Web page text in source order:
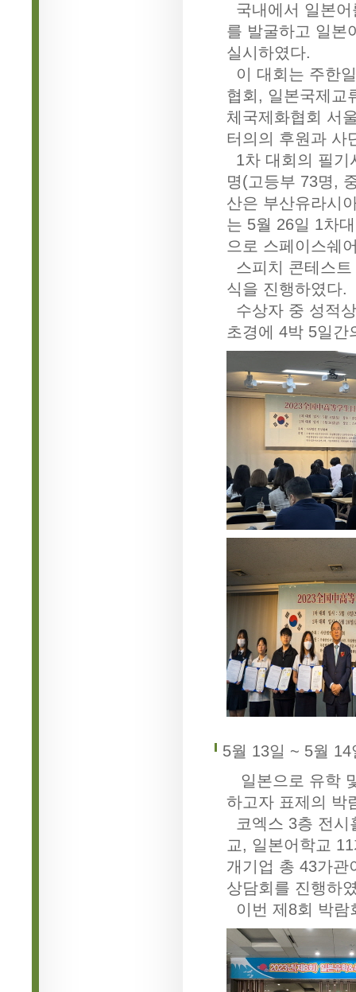
국내에서 일본
를 발굴하고 일본
실시하였다.
이 대회는 주한
협회, 일본국제교
체국제화협회 서
터의의 후원과 사
1차 대회의 필기
명(고등부 73명,
산은 부산유라시
는 5월 26일 1차
으로 스페이스쉐
스피치 콘테스
식을 진행하였다.
수상자 중 성적
초경에 4박 5일
5월 13일 ~ 5월
일본으로 유학
하고자 표제의 박
코엑스 3층 전시
교, 일본어학교
개기업 총 43가관
상담회를 진행하
이번 제8회 박람